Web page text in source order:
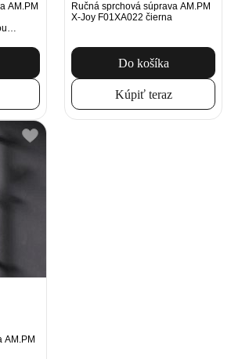
AM.PM
Ručná sprchová súprava AM.PM
X-Joy F01XA022 čierna
Do košíka
Kúpiť teraz
AM.PM